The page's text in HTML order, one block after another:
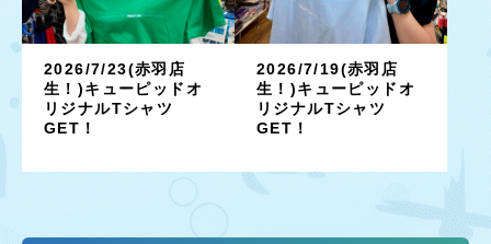
2026/7/23(赤羽店
生！)キューピッドオ
リジナルTシャツ
GET！
2026/7/19(赤羽店
生！)キューピッドオ
リジナルTシャツ
GET！